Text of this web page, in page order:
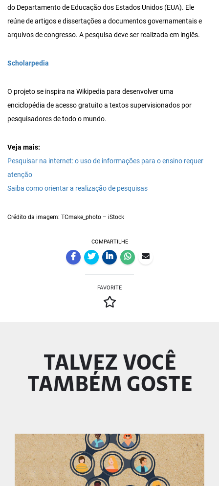
do Departamento de Educação dos Estados Unidos (EUA). Ele
reúne de artigos e dissertações a documentos governamentais e
arquivos de congresso. A pesquisa deve ser realizada em inglês.
Scholarpedia
O projeto se inspira na Wikipedia para desenvolver uma
enciclopédia de acesso gratuito a textos supervisionados por
pesquisadores de todo o mundo.
Veja mais:
Pesquisar na internet: o uso de informações para o ensino requer
atenção
Saiba como orientar a realização de pesquisas
Crédito da imagem: TCmake_photo – iStock
COMPARTILHE
FAVORITE
TALVEZ VOCÊ
TAMBÉM GOSTE